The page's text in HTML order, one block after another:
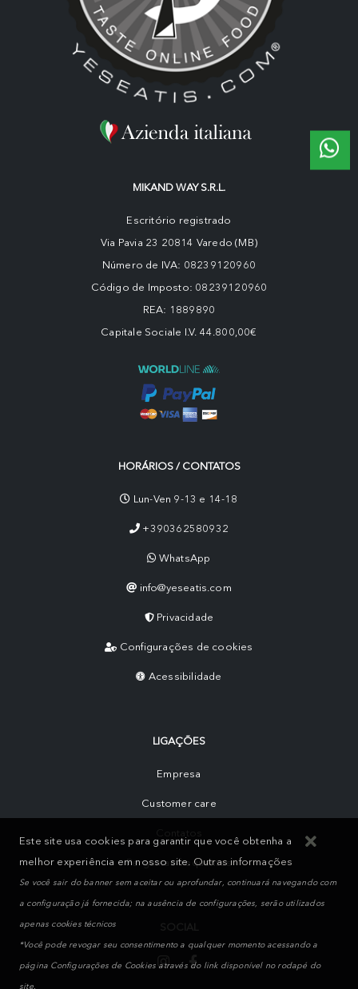
MIKAND WAY S.R.L.
Escritório registrado
Via Pavia 23 20814 Varedo (MB)
Número de IVA: 08239120960
Código de Imposto: 08239120960
REA: 1889890
Capitale Sociale I.V. 44.800,00€
HORÁRIOS / CONTATOS
Lun-Ven 9-13 e 14-18
+390362580932
WhatsApp
info@yeseatis.com
Privacidade
Configurações de cookies
Acessibilidade
LIGAÇÕES
Empresa
Customer care
Perguntas frequentes
Este site usa cookies para garantir que você obtenha a
melhor experiência em nosso site. Outras informações
Se você sair do banner sem aceitar ou aprofundar, continuará navegando com
a configuração já fornecida; na ausência de configurações, serão utilizados
apenas cookies técnicos
*Você pode revogar seu consentimento a qualquer momento acessando a
página Configurações de Cookies através do link disponível no rodapé do
site.